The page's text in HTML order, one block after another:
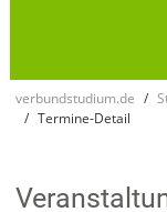
verbundstudium.de
Termine-Detail